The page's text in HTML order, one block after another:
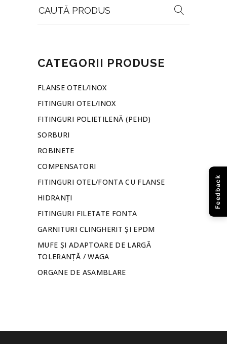
for:
CATEGORII PRODUSE
FLANSE OTEL/INOX
FITINGURI OTEL/INOX
FITINGURI POLIETILENĂ (PEHD)
SORBURI
ROBINETE
COMPENSATORI
FITINGURI OTEL/FONTA CU FLANSE
HIDRANȚI
FITINGURI FILETATE FONTA
GARNITURI CLINGHERIT ȘI EPDM
MUFE ȘI ADAPTOARE DE LARGĂ
TOLERANȚĂ / WAGA
ORGANE DE ASAMBLARE
Feedback